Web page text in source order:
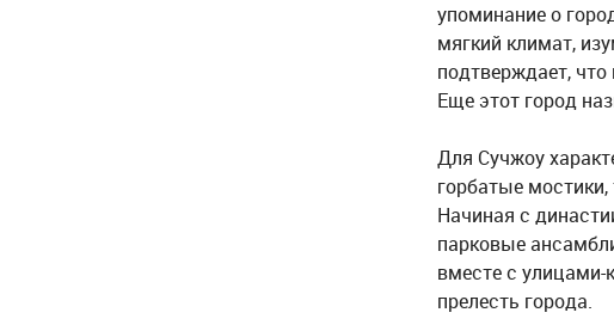
упоминание о
мягкий климат,
подтверждает,
Еще этот город
Для Сучжоу
горбатые
Начиная с
парковые
вместе с
прелесть города.